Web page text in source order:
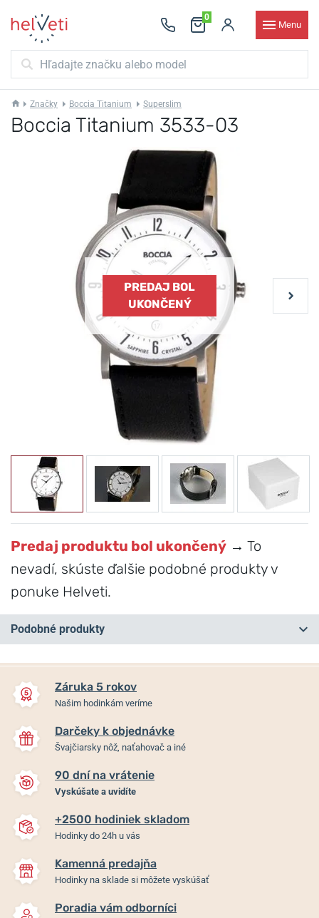
0
Menu
Značky Boccia Titanium Superslim
Boccia Titanium 3533-03
PREDAJ BOL
UKONČENÝ
Predaj produktu bol ukončený → To
nevadí, skúste ďalšie podobné produkty v
ponuke Helveti.
Podobné produkty
Boccia Titanium 3737-02
Skladom
199 €
Záruka 5 rokov
Našim hodinkám veríme
Darčeky k objednávke
Švajčiarsky nôž, naťahovač a iné
90 dní na vrátenie
Vyskúšate a uvidíte
+2500 hodiniek skladom
Hodinky do 24h u vás
Kamenná predajňa
Hodinky na sklade si môžete vyskúšať
Poradia vám odborníci